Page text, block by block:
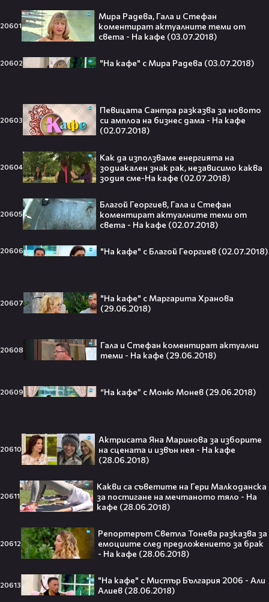
20601
Мира Радева, Гала и Стефан
коментират актуалните теми от
света - На кафе (03.07.2018)
20602 "На кафе" с Мира Радева (03.07.2018)
20603
Певицата Сантра разказва за новото
си амплоа на бизнес дама - На кафе
(02.07.2018)
20604
Как да използваме енергията на
зодиакален знак рак, независимо каква
зодия сме-На кафе (02.07.2018)
20605
Благой Георгиев, Гала и Стефан
коментират актуалните теми от
света - На кафе (02.07.2018)
20606 "На кафе" с Благой Георгиев (02.07.2018)
20607
"На кафе" с Маргарита Хранова
(29.06.2018)
20608
Гала и Стефан коментират актуални
теми - На кафе (29.06.2018)
20609 “На кафе” с Моню Монев (29.06.2018)
20610
Актрисата Яна Маринова за изборите
на сцената и извън нея - На кафе
(28.06.2018)
20611
Какви са съветите на Гери Малкоданска
за постигане на мечтаното тяло - На
кафе (28.06.2018)
20612
Репортерът Светла Тонева разказва за
емоциите след предложението за брак
- На кафе (28.06.2018)
20613
"На кафе" с Мистър България 2006 - Али
Алиев (28.06.2018)
Кой съсипа Фантастичната
четворка? Майлс Телър
проговаря десетилетие по-късно
Селена Гомес празнува рождения
си ден: Как момичето от „Disney“
се превърна в световна икона🤩🎂
могат да съсипят всяко GenZ:
„Ако ги имаш, провалът е
гарантиран“🧐💥
притежават технология за
телепортация!"😯💥
срещу Конг“ си отиде на 18🕊️
Ламин Ямал: Момчето, което
покори света на 19 — историята
на новия символ във футбола🤩⚽
Защо Ахил липсва от „Одисей“ на
Кристофър Нолън? Най-
всъщност има логика